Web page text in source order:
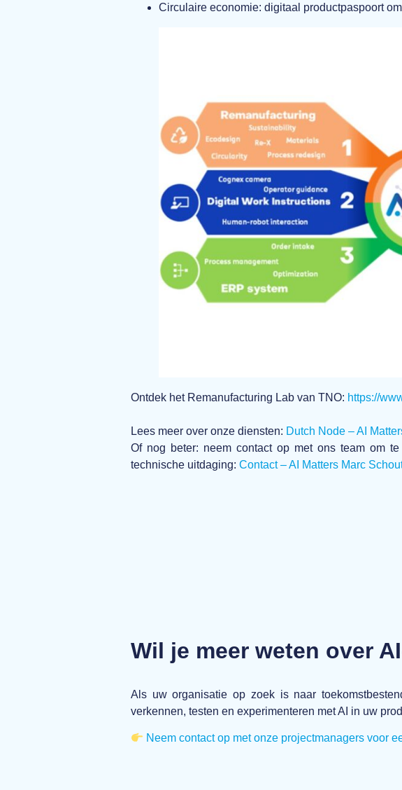
Circulaire economie: digitaal productpaspoort
Ontdek het Remanufacturing Lab van TNO: https://
Lees meer over onze diensten: Dutch Node – AI
Of nog beter: neem contact op met ons team om
technische uitdaging: Contact – AI Matters Marc
Wil je meer weten over
Als uw organisatie op zoek is naar
verkennen, testen en experimenteren met AI in uw
Neem contact op met onze projectmanagers voor